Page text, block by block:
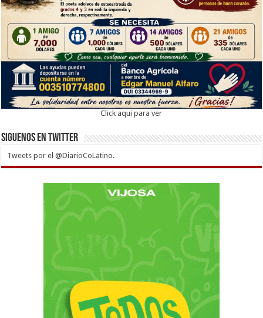
Click aqui para ver
Siguenos en twitter
Tweets por el @DiarioCoLatino.